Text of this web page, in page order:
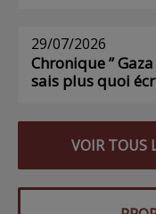
29/07/2026
Chronique ”
sais plus quoi
VOIR TOUS